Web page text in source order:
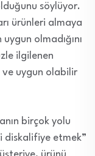
söylüyor.
ürünleri almaya
olmadığını
ilgilenen
ve uygun olabilir
birçok yolu
diskalifiye etmek”